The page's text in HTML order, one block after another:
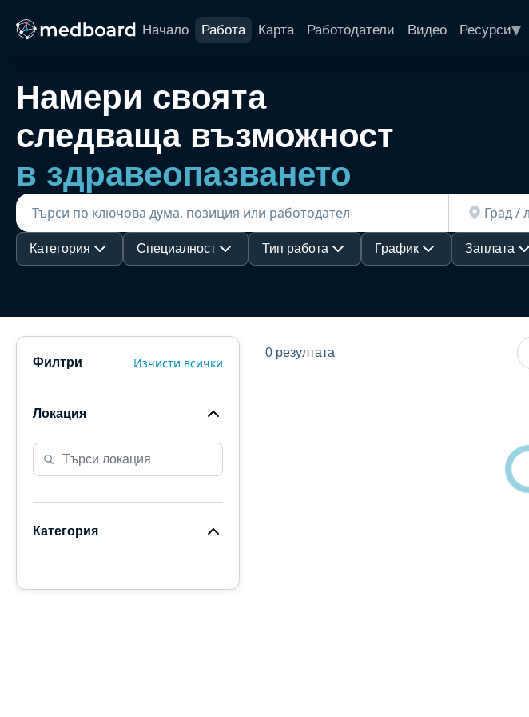
Начало Работа Карта Работодатели Видео Ресурси▾
Намери своята
следваща възможност
в здравеопазването
Категория Специалност Тип работа График Заплата
Филтри Изчисти всички
Локация
Категория
0 резултата